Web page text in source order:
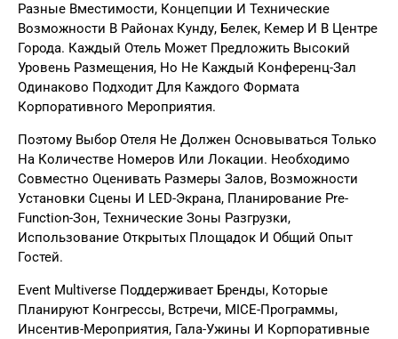
Разные Вместимости, Концепции И Технические
Возможности В Районах Кунду, Белек, Кемер И В Центре
Города. Каждый Отель Может Предложить Высокий
Уровень Размещения, Но Не Каждый Конференц-Зал
Одинаково Подходит Для Каждого Формата
Корпоративного Мероприятия.
Поэтому Выбор Отеля Не Должен Основываться Только
На Количестве Номеров Или Локации. Необходимо
Совместно Оценивать Размеры Залов, Возможности
Установки Сцены И LED-Экрана, Планирование Pre-
Function-Зон, Технические Зоны Разгрузки,
Использование Открытых Площадок И Общий Опыт
Гостей.
Event Multiverse Поддерживает Бренды, Которые
Планируют Конгрессы, Встречи, MICE-Программы,
Инсентив-Мероприятия, Гала-Ужины И Корпоративные